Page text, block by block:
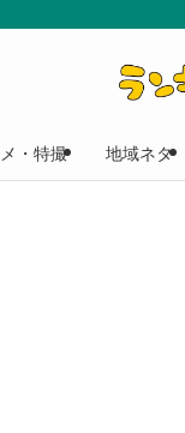
・特撮 地域ネタ